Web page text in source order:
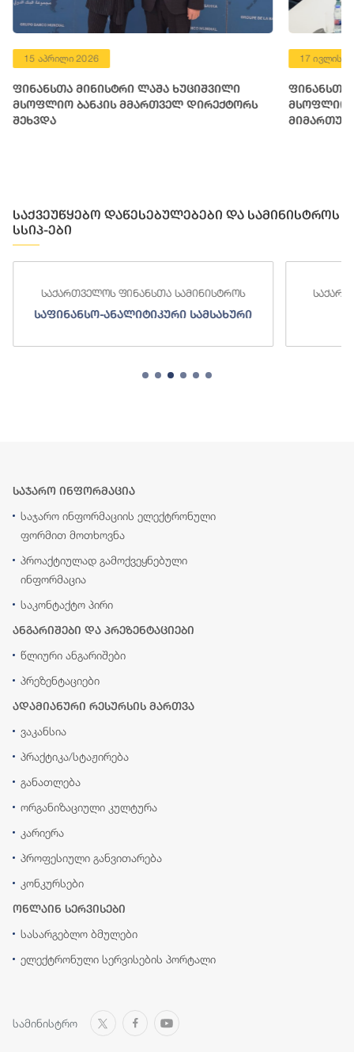
15 აპრილი 2026
ფინანსთა მინისტრი ლაშა ხუციშვილი
მსოფლიო ბანკის მმართველ დირექტორს
შეხვდა
17 ივლისი
ფინანსთა
მსოფლიო
საქვეუწყებო დაწესებულებები და სამინისტროს
სსიპ-ები
საქართველოს ფინანსთა სამინისტროს
საფინანსო-ანალიტიკური სამსახური
საჯარო ინფორმაცია
საჯარო ინფორმაციის ელექტრონული
ფორმით მოთხოვნა
პროაქტიულად გამოქვეყნებული
ინფორმაცია
საკონტაქტო პირი
ანგარიშები და პრეზენტაციები
წლიური ანგარიშები
პრეზენტაციები
ადამიანური რესურსის მართვა
ვაკანსია
პრაქტიკა/სტაჟირება
განათლება
ორგანიზაციული კულტურა
კარიერა
პროფესიული განვითარება
კონკურსები
ონლაინ სერვისები
სასარგებლო ბმულები
ელექტრონული სერვისების პორტალი
სამინისტრო